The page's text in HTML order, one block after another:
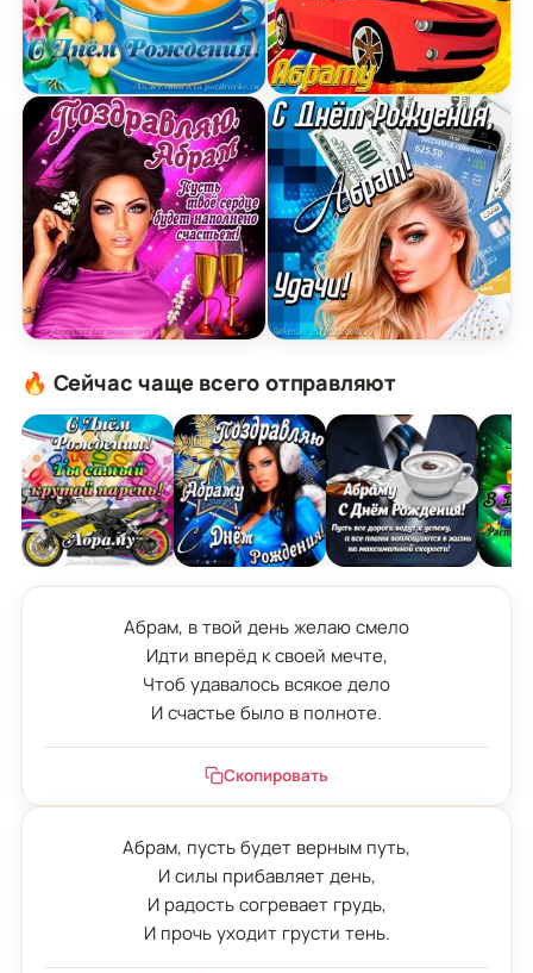
Открытка поздравляем Абрама с Днем
Открытка поздравляю Абрам на День
Картинка с днюхой
Картинка с Днём
🔥 Сейчас чаще всего отправляют
Абрам, в твой день желаю смело
Идти вперёд к своей мечте,
Чтоб удавалось всякое дело
И счастье было в полноте.
Скопировать
Абрам, пусть будет верным путь,
И силы прибавляет день,
И радость согревает грудь,
И прочь уходит грусти тень.